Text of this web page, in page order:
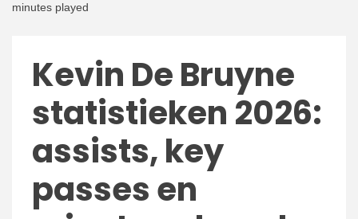
minutes played
Kevin De Bruyne
statistieken 2026:
assists, key
passes en